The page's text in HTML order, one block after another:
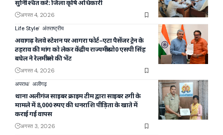
सुनिश्चित करें: जिला कृषि अधिकारी
अगस्त 4, 2026
Life Style अंतराष्ट्रीय
अवागढ़ रेलवे स्टेशन पर आगरा फोर्ट–एटा पैसेंजर ट्रेन के
ठहराव की मांग को लेकर केंद्रीय राज्यमंत्री प्रो0 एसपी सिंह
बघेल ने रेलमंत्री से की भेंट
अगस्त 4, 2026
अपराध अलीगढ़
थाना अलीगंज साइबर क्राइम टीम द्वारा साइबर ठगी के
मामले में 8,000 रुपए की धनराशि पीड़िता के खाते में
कराई गई वापस
अगस्त 3, 2026